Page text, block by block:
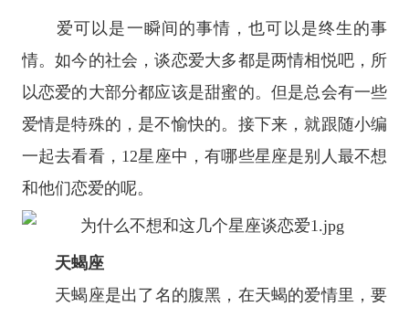
爱可以是一瞬间的事情，也可以是终生的事
情。如今的社会，谈恋爱大多都是两情相悦吧，所
以恋爱的大部分都应该是甜蜜的。但是总会有一些
爱情是特殊的，是不愉快的。接下来，就跟随小编
一起去看看， 12星座中，有哪些星座是别人最不想
和他们恋爱的呢。
天蝎座
天蝎座是出了名的腹黑，在天蝎的爱情里，要